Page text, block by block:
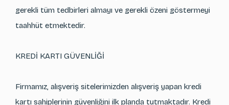
gerekli tüm tedbirleri almayı ve gerekli özeni göstermeyi
taahhüt etmektedir.
KREDİ KARTI GÜVENLİĞİ
Firmamız, alışveriş sitelerimizden alışveriş yapan kredi
kartı sahiplerinin güvenliğini ilk planda tutmaktadır. Kredi